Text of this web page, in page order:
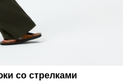
со стрелками